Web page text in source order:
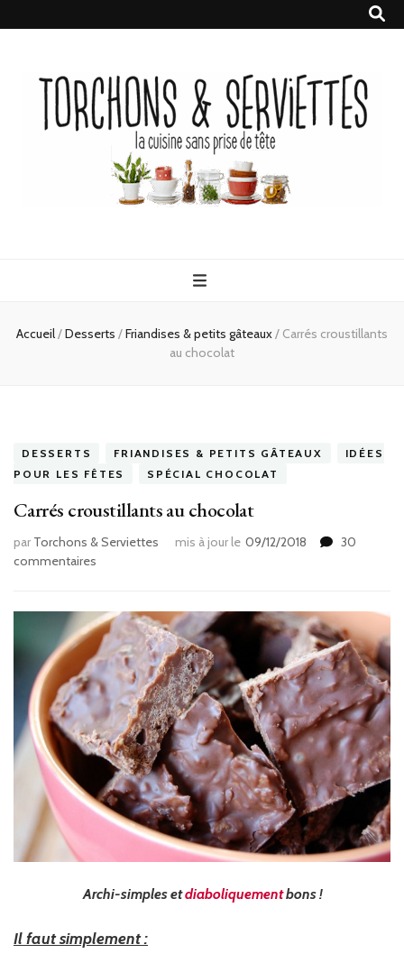
Serviettes
Accueil/Desserts /Friandises & petits gâteaux/ Carrés croustillants
au chocolat
DESSERTS FRIANDISES & PETITS GÂTEAUX
IDÉES
POUR LES FÊTES
SPÉCIAL CHOCOLAT
Carrés croustillants au chocolat
par Torchons & Serviettes mis à jour le 09/12/2018
30
commentaires
au
chocolat
Archi-simples etdiaboliquementbons !
Il faut simplement :